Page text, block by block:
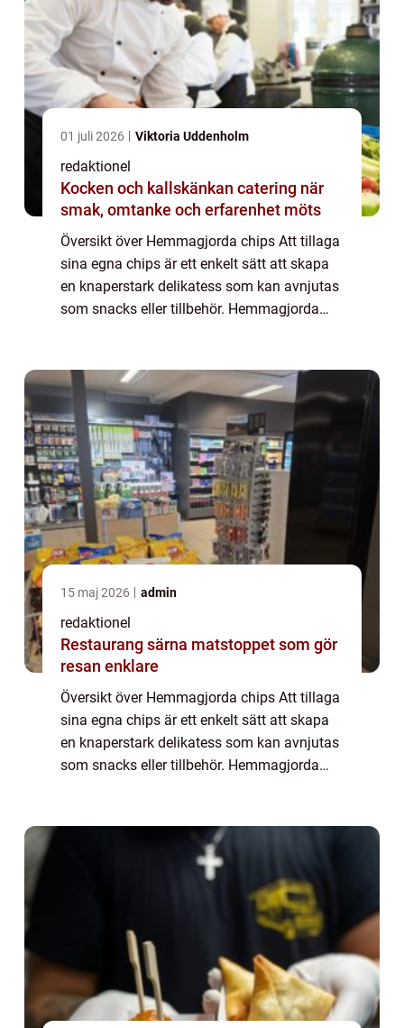
01 juli 2026 Viktoria Uddenholm
redaktionel
Kocken och kallskänkan catering när
smak, omtanke och erfarenhet möts
Översikt över Hemmagjorda chips Att tillaga
sina egna chips är ett enkelt sätt att skapa
en knaperstark delikatess som kan avnjutas
som snacks eller tillbehör. Hemmagjorda
15 maj 2026 admin
redaktionel
Restaurang särna matstoppet som gör
resan enklare
Översikt över Hemmagjorda chips Att tillaga
sina egna chips är ett enkelt sätt att skapa
en knaperstark delikatess som kan avnjutas
som snacks eller tillbehör. Hemmagjorda